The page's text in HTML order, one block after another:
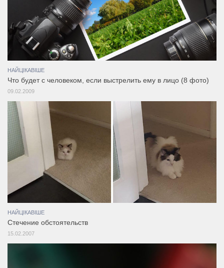
НАЙЦІКАВІШЕ
Что будет с человеком, если выстрелить ему в лицо (8 фото)
09.02.2009
НАЙЦІКАВІШЕ
Стечение обстоятельств
15.02.2007